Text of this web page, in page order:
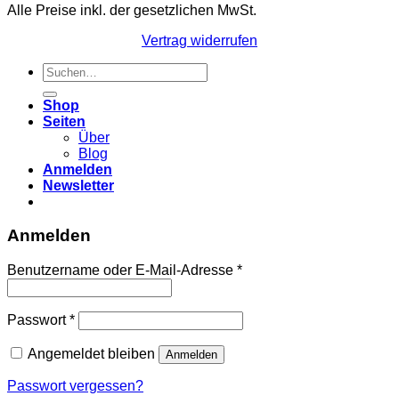
Alle Preise inkl. der gesetzlichen MwSt.
Vertrag widerrufen
Suchen
nach:
Shop
Seiten
Über
Blog
Anmelden
Newsletter
Anmelden
Benutzername oder E-Mail-Adresse *Erforderlich
Passwort*Erforderlich
Angemeldet bleiben Anmelden
Passwort vergessen?